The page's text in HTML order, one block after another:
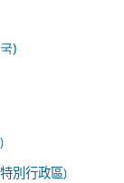
)
別行政區)